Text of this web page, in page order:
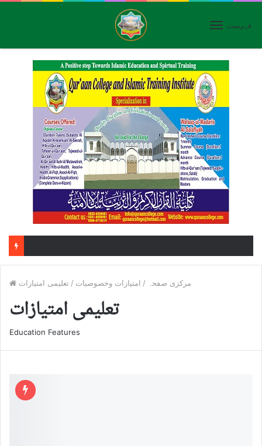
فہرست
مرکزی صفحہ / امتیازات وخصوصیات / تعلیمی امتیازات
تعلیمی امتیازات
Education Features